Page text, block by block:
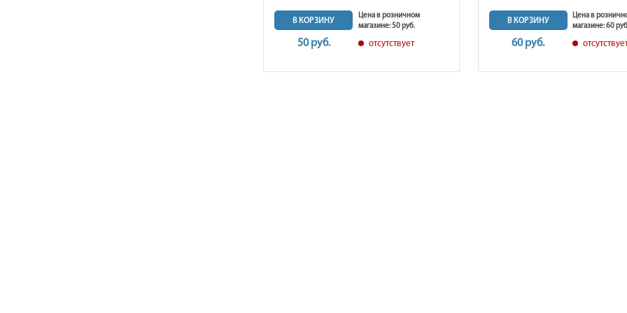
В КОРЗИНУ
50 руб.
Цена в розничном
магазине: 50 руб.
отсутствует
В КОРЗИНУ
60 руб.
Цена в
магазине: 60